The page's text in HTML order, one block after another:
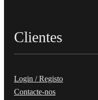
Clientes
Login / Registo
Contacte-nos